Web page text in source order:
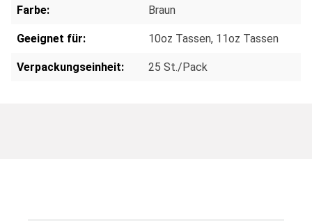
Farbe: Braun
Geeignet für: 10oz Tassen, 11oz Tassen
Verpackungseinheit: 25 St./Pack